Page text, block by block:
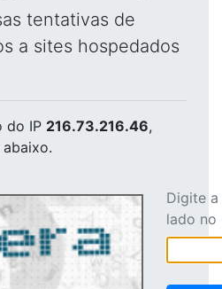
tentativas de
a sites hospedados
do IP 216.73.216.46,
Digite
lado no